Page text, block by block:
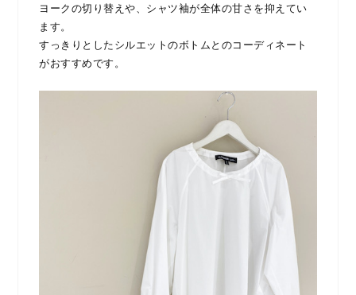
ヨークの切り替えや、シャツ袖が全体の甘さを抑えてい
ます。
すっきりとしたシルエットのボトムとのコーディネート
がおすすめです。